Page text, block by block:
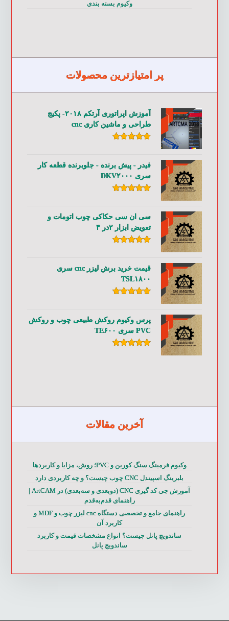
وکیوم بسته بندی
پر امتیازترین محصولات
آموزش اپراتوری آرتکم ۲۰۱۸- پکیج
طراحی و ماشین کاری cnc
فیدر - پیش برنده - جلوبرنده قطعه کار
سری DKV۲۰۰۰
سی ان سی حکاکی چوب اتومات و
تعویض ابزار ۲در ۴
قیمت خرید برش لیزر cnc سری
TSL۱۸۰۰
پرس وکیوم روکش طبیعی چوب و روکش
PVC سری TE۶۰۰
آخرین مقالات
وکیوم فرمینگ سنگ کورین و PVC؛ روش، مزایا و کاربردها
بلبرینگ اسپیندل CNC چوب چیست؟ و چه کاربردی دارد
آموزش جی کد گیری CNC (دوبعدی و سه‌بعدی) در ArtCAM |
راهنمای قدم‌به‌قدم
راهنمای جامع و تخصصی دستگاه cnc لیزر چوب و MDF و
کاربرد آن
ساندویچ پانل چیست؟ انواع مشخصات قیمت و کاربرد
ساندویچ پانل